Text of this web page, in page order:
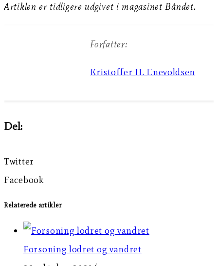
Artiklen er tidligere udgivet i magasinet Båndet.
Forfatter:
Kristoffer H. Enevoldsen
Del:
Twitter
Facebook
Relaterede artikler
Forsoning lodret og vandret